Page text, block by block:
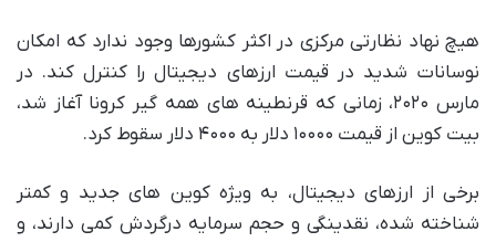
هیچ نهاد نظارتی مرکزی در اکثر کشورها وجود ندارد که امکان
نوسانات شدید در قیمت ارزهای دیجیتال را کنترل کند. در
مارس ۲۰۲۰، زمانی که قرنطینه های همه گیر کرونا آغاز شد،
بیت کوین از قیمت ۱۰۰۰۰ دلار به ۴۰۰۰ دلار سقوط کرد.
برخی از ارزهای دیجیتال، به ویژه کوین های جدید و کمتر
شناخته شده، نقدینگی و حجم سرمایه درگردش کمی دارند، و